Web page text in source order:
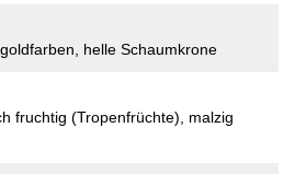
helle Schaumkrone
fruchtig (Tropenfrüchte), malzig